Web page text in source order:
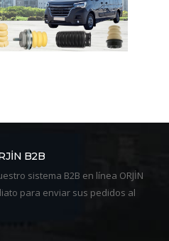
B2B
sistema B2B en línea ORJİN
para enviar sus pedidos al